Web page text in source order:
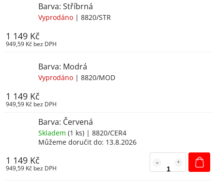
Barva: Stříbrná
Vyprodáno | 8820/STR
1 149 Kč
949,59 Kč bez DPH
Barva: Modrá
Vyprodáno | 8820/MOD
1 149 Kč
949,59 Kč bez DPH
Barva: Červená
Skladem (1 ks) | 8820/CER4
Můžeme doručit do: 13.8.2026
1 149 Kč
949,59 Kč bez DPH